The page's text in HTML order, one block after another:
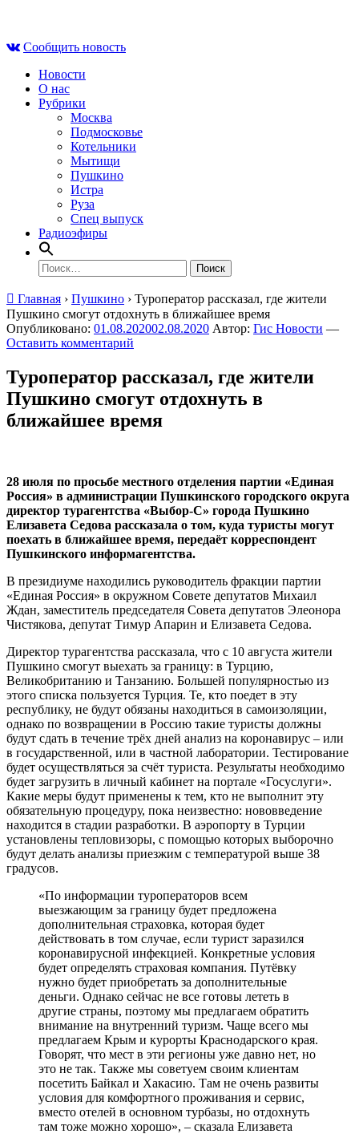
contentСообщить новость
Новости
О нас
Рубрики
Москва
Подмосковье
Котельники
Мытищи
Пушкино
Истра
Руза
Спец выпуск
Радиоэфиры
Найти:
Главная › Пушкино › Туроператор рассказал, где жители
Пушкино смогут отдохнуть в ближайшее время
Опубликовано: 01.08.202002.08.2020 Автор: Гис Новости —
Оставить комментарий
Туроператор рассказал, где жители
Пушкино смогут отдохнуть в
ближайшее время
28 июля по просьбе местного отделения партии «Единая
Россия» в администрации Пушкинского городского округа
директор турагентства «Выбор-С» города Пушкино
Елизавета Седова рассказала о том, куда туристы могут
поехать в ближайшее время, передаёт корреспондент
Пушкинского информагентства.
В президиуме находились руководитель фракции партии
«Единая Россия» в окружном Совете депутатов Михаил
Ждан, заместитель председателя Совета депутатов Элеонора
Чистякова, депутат Тимур Апарин и Елизавета Седова.
Директор турагентства рассказала, что с 10 августа жители
Пушкино смогут выехать за границу: в Турцию,
Великобританию и Танзанию. Большей популярностью из
этого списка пользуется Турция. Те, кто поедет в эту
республику, не будут обязаны находиться в самоизоляции,
однако по возвращении в Россию такие туристы должны
будут сдать в течение трёх дней анализ на коронавирус – или
в государственной, или в частной лаборатории. Тестирование
будет осуществляться за счёт туриста. Результаты необходимо
будет загрузить в личный кабинет на портале «Госуслуги».
Какие меры будут применены к тем, кто не выполнит эту
обязательную процедуру, пока неизвестно: нововведение
находится в стадии разработки. В аэропорту в Турции
установлены тепловизоры, с помощью которых выборочно
будут делать анализы приезжим с температурой выше 38
градусов.
«По информации туроператоров всем
выезжающим за границу будет предложена
дополнительная страховка, которая будет
действовать в том случае, если турист заразился
коронавирусной инфекцией. Конкретные условия
будет определять страховая компания. Путёвку
нужно будет приобретать за дополнительные
деньги. Однако сейчас не все готовы лететь в
другие страны, поэтому мы предлагаем обратить
внимание на внутренний туризм. Чаще всего мы
предлагаем Крым и курорты Краснодарского края.
Говорят, что мест в эти регионы уже давно нет, но
это не так. Также мы советуем своим клиентам
посетить Байкал и Хакасию. Там не очень развиты
условия для комфортного проживания и сервис,
вместо отелей в основном турбазы, но отдохнуть
там тоже можно хорошо», – сказала Елизавета